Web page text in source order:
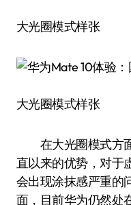
大光圈模式样张
大光圈模式样张
在大光圈模式方面
直以来的优势，对于
会出现涂抹感严重的
面，目前华为仍然处